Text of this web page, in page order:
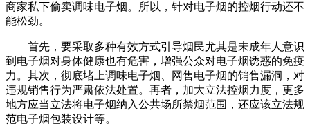
商家私下偷卖调味电子烟。所以，针对电子烟的控烟行动还不
能松劲。
首先，要采取多种有效方式引导烟民尤其是未成年人意识
到电子烟对身体健康也有危害，增强公众对电子烟诱惑的免疫
力。其次，彻底堵上调味电子烟、网售电子烟的销售漏洞，对
违规销售行为严肃依法处置。再者，加大立法控烟力度，更多
地方应当立法将电子烟纳入公共场所禁烟范围，还应该立法规
范电子烟包装设计等。